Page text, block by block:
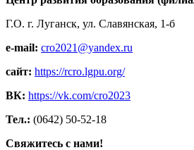
Г.О. г. Луганск, ул. Славянская, 1-б
e-mail: cro2021@yandex.ru
сайт: https://rcro.lgpu.org/
ВК: https://vk.com/cro2023
Тел.: (0642) 50-52-18
Свяжитесь с нами!